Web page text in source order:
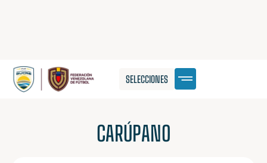
SELECCIONES
CARÚPANO